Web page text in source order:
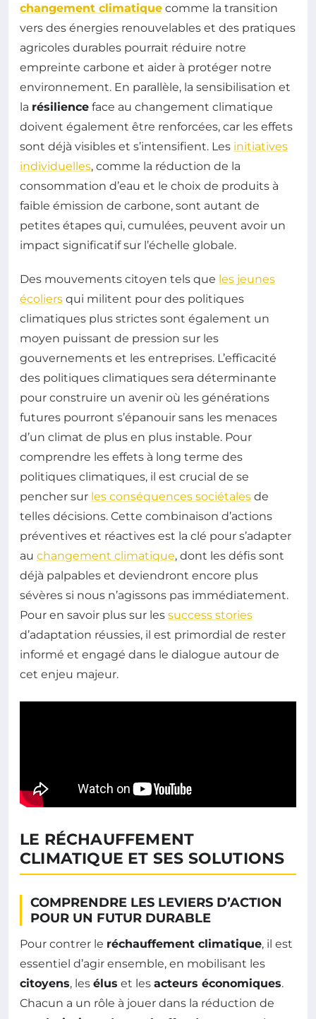
changement climatique comme la transition
vers des énergies renouvelables et des pratiques
agricoles durables pourrait réduire notre
empreinte carbone et aider à protéger notre
environnement. En parallèle, la sensibilisation et
la résilience face au changement climatique
doivent également être renforcées, car les effets
sont déjà visibles et s’intensifient. Les initiatives
individuelles, comme la réduction de la
consommation d’eau et le choix de produits à
faible émission de carbone, sont autant de
petites étapes qui, cumulées, peuvent avoir un
impact significatif sur l’échelle globale.
Des mouvements citoyen tels que les jeunes
écoliers qui militent pour des politiques
climatiques plus strictes sont également un
moyen puissant de pression sur les
gouvernements et les entreprises. L’efficacité
des politiques climatiques sera déterminante
pour construire un avenir où les générations
futures pourront s’épanouir sans les menaces
d’un climat de plus en plus instable. Pour
comprendre les effets à long terme des
politiques climatiques, il est crucial de se
pencher sur les conséquences sociétales de
telles décisions. Cette combinaison d’actions
préventives et réactives est la clé pour s’adapter
au changement climatique, dont les défis sont
déjà palpables et deviendront encore plus
sévères si nous n’agissons pas immédiatement.
Pour en savoir plus sur les success stories
d’adaptation réussies, il est primordial de rester
informé et engagé dans le dialogue autour de
cet enjeu majeur.
LE RÉCHAUFFEMENT
CLIMATIQUE ET SES SOLUTIONS
COMPRENDRE LES LEVIERS D’ACTION
POUR UN FUTUR DURABLE
Pour contrer le réchauffement climatique, il est
essentiel d’agir ensemble, en mobilisant les
citoyens, les élus et les acteurs économiques.
Chacun a un rôle à jouer dans la réduction de